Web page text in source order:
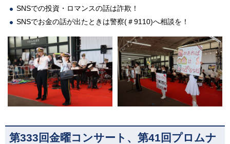
SNSでの投資・ロマンスの話は詐欺！
SNSでお金の話が出たときは警察(＃9110)へ相談を！
第333回金曜コンサート、第41回プロムナ